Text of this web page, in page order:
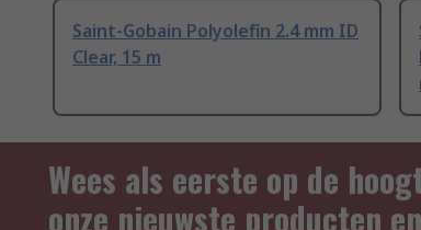
Saint-Gobain Polyolefin 2.4 mm ID
Clear, 15 m
Wees als eerste op de
onze nieuwste producten en